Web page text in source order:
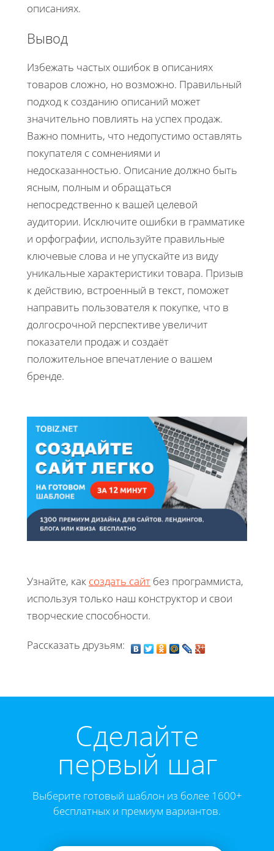
описаниях.
Вывод
Избежать частых ошибок в описаниях
товаров сложно, но возможно. Правильный
подход к созданию описаний может
значительно повлиять на успех продаж.
Важно помнить, что недопустимо оставлять
покупателя с сомнениями и
недосказанностью. Описание должно быть
ясным, полным и обращаться
непосредственно к вашей целевой
аудитории. Исключите ошибки в грамматике
и орфографии, используйте правильные
ключевые слова и не упускайте из виду
уникальные характеристики товара. Призыв
к действию, встроенный в текст, поможет
направить пользователя к покупке, что в
долгосрочной перспективе увеличит
показатели продаж и создаёт
положительное впечатление о вашем
бренде.
Узнайте, как создать сайт без программиста,
используя только наш конструктор и свои
творческие способности.
Рассказать друзьям:
Cделайте
первый шаг
Выберите готовый шаблон из более 1600+
бесплатных и премиум вариантов.